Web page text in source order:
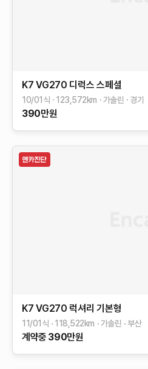
K7 VG270 디럭스 스페셜
10/01식 123,572km 가솔린 경기
390만원
K7 VG270 럭셔리 기본형
11/01식 118,522km 가솔린 부산
계약중 390만원